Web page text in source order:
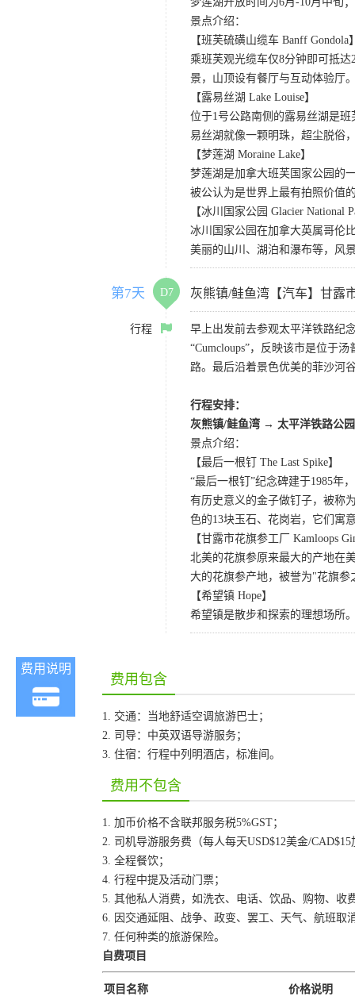
景点介绍：
【班芙硫磺山缆车 Banff Gondola
乘班芙观光缆车仅8分钟即可抵
景，山顶设有餐厅与互动体验厅
【露易丝湖 Lake Louise】
位于1号公路南侧的露易丝湖是
易丝湖就像一颗明珠，超尘脱俗
【梦莲湖 Moraine Lake】
梦莲湖是加拿大班芙国家公园的
被公认为是世界上最有拍照价值
【冰川国家公园 Glacier National
冰川国家公园在加拿大英属哥伦
美丽的山川、湖泊和瀑布等，风
第7天 D7 灰熊镇/鲑鱼湾【汽车】甘露
行程
早上出发前去参观太平洋铁路纪
“Cumcloups”，反映该市是位于
路。最后沿着景色优美的菲沙河
行程安排：
灰熊镇/鲑鱼湾 → 太平洋铁路公园
景点介绍：
【最后一根钉 The Last Spike】
“最后一根钉”纪念碑建于1985年
有历史意义的金子做钉子，被称
色的13块玉石、花岗岩，它们寓
【甘露市花旗参工厂 Kamloops
北美的花旗参原来最大的产地在
大的花旗参产地，被誉为"花旗
【希望镇 Hope】
希望镇是散步和探索的理想场所
费用说明
费用包含
1. 交通：当地舒适空调旅游巴士；
2. 司导：中英双语导游服务；
3. 住宿：行程中列明酒店，标准间。
费用不包含
1. 加币价格不含联邦服务税5%GST；
2. 司机导游服务费（每人每天USD$12美金/CAD$15
3. 全程餐饮；
4. 行程中提及活动门票；
5. 其他私人消费，如洗衣、电话、饮品、购物、收
6. 因交通延阻、战争、政变、罢工、天气、航班取
7. 任何种类的旅游保险。
自费项目
项目名称 价格说明